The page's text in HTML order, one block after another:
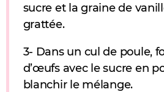
sucre et la graine de
grattée.
3- Dans un cul de poule,
d’œufs avec le sucre en
blanchir le mélange.